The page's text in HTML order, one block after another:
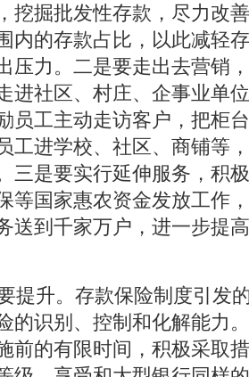
挖掘批发性存款，尽力改
内的存款占比，以此减轻
压力。二是要走出去营销
进社区、村庄、企事业单
员工主动走访客户，把柜
工进学校、社区、商铺等
三是要实行延伸服务，积
等国家惠农资金发放工作
送到千家万户，进一步提
提升。存款保险制度引发
的识别、控制和化解能力
前的有限时间，积极采取